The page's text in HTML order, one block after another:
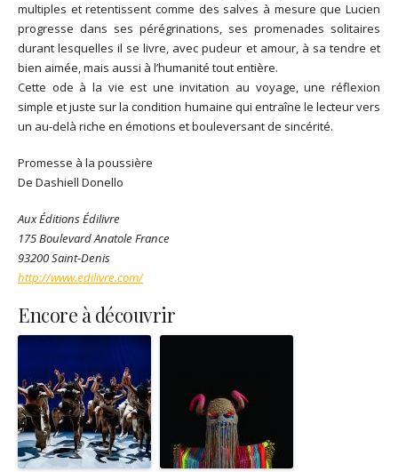
multiples et retentissent comme des salves à mesure que Lucien
progresse dans ses pérégrinations, ses promenades solitaires
durant lesquelles il se livre, avec pudeur et amour, à sa tendre et
bien aimée, mais aussi à l’humanité tout entière.
Cette ode à la vie est une invitation au voyage, une réflexion
simple et juste sur la condition humaine qui entraîne le lecteur vers
un au-delà riche en émotions et bouleversant de sincérité.
Promesse à la poussière
De Dashiell Donello
Aux Éditions Édilivre
175 Boulevard Anatole France
93200 Saint-Denis
http://www.edilivre.com/
Encore à découvrir